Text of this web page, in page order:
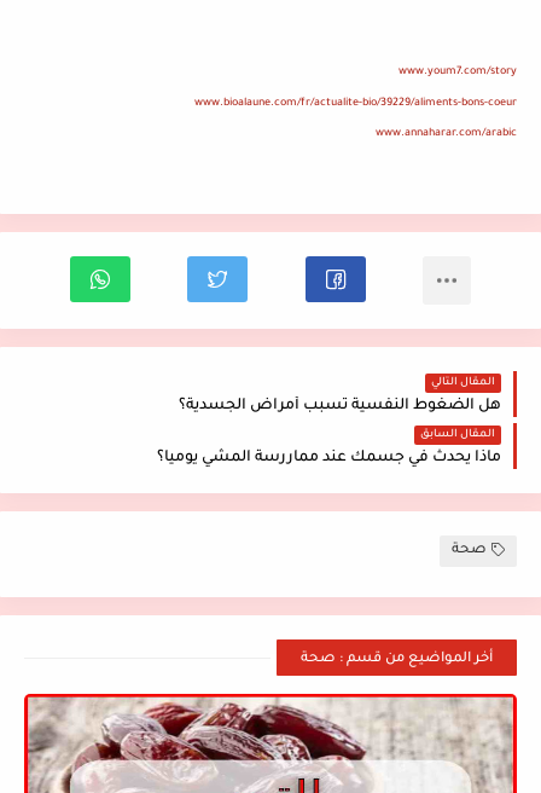
www.youm7.com/story
www.bioalaune.com/fr/actualite-bio/39229/aliments-bons-coeur
www.annaharar.com/arabic
المقال التالي
هل الضغوط النفسية تسبب أمراض الجسدية؟
المقال السابق
ماذا يحدث في جسمك عند مماررسة المشي يوميا؟
صحة
أخر المواضيع من قسم : صحة